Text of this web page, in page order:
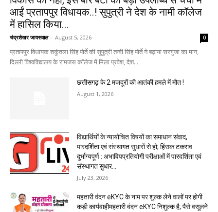
आईं प्रतापपुर विधायक..! सुपुत्री ने देश के नामी कॉलेज
में हासिल किया...
चंद्रशेखर जायसवाल - August 5, 2026 0
प्रतापपुर विधायक शकुंतला सिंह पोर्ते की सुपुत्री तन्वी सिंह पोर्ते ने बढ़ाया सरगुजा का मान,
दिल्ली विश्वविद्यालय के रामजस कॉलेज में मिला प्रवेश, देश...
छत्तीसगढ़ के 2 मजदूरों की आतंकी हमले में मौत !
August 1, 2026
विद्यार्थियों के न्यायोचित विषयों का समाधान संवाद,
पारदर्शिता एवं संस्थागत सुधारों से हो; हिंसक टकराव
दुर्भाग्यपूर्ण : अभाविपप्रतियोगी परीक्षाओं में पारदर्शिता एवं
संस्थागत सुधार...
July 23, 2026
महतारी वंदन eKYC के नाम पर शुल्क लेने वालों पर होगी
कड़ी कार्यवाहीमहतारी वंदन eKYC निशुल्क है, पैसे वसूलने